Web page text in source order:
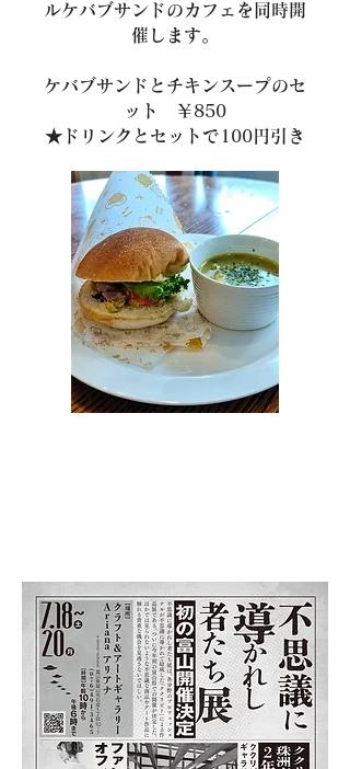
ルケバブサンドのカフェを同時開
催します。
ケバブサンドとチキンスープのセ
ット ￥850
​★ドリンクとセットで100円引き